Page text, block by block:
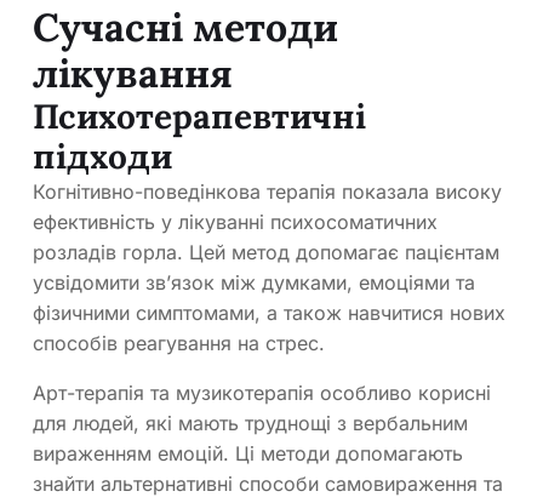
Сучасні методи
лікування
Психотерапевтичні
підходи
Когнітивно-поведінкова терапія показала високу
ефективність у лікуванні психосоматичних
розладів горла. Цей метод допомагає пацієнтам
усвідомити зв’язок між думками, емоціями та
фізичними симптомами, а також навчитися нових
способів реагування на стрес.
Арт-терапія та музикотерапія особливо корисні
для людей, які мають труднощі з вербальним
вираженням емоцій. Ці методи допомагають
знайти альтернативні способи самовираження та